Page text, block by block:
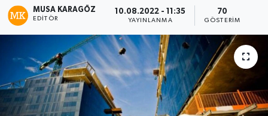
MUSA KARAGÖZ
EDITÖR
10.08.2022 - 11:35
YAYINLANMA
70
GÖSTERIM
Haber Arşivi